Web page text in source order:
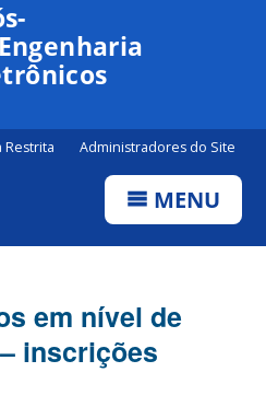
Restrita Administradores do Site
MENU
em nível de
inscrições